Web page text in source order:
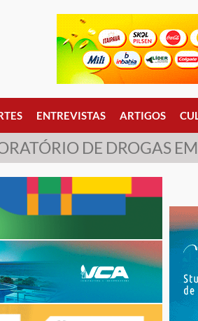
ENTREVISTAS ARTIGOS
DE DROGAS